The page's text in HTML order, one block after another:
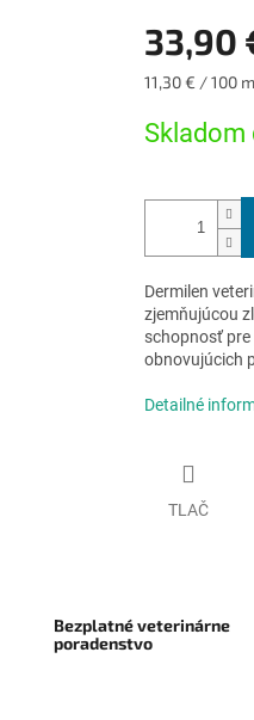
33,90
Jednotková
11,30 € / 100
Skladom
Dermilen
zjemňujúcou
schopnosť
obnovujúcich
Detailné
TLAČ
Bezplatné veterinárne
poradenstvo